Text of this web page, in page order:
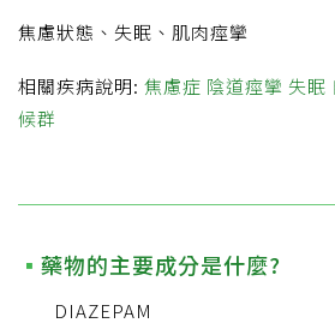
焦慮狀態、失眠、肌肉痙攣
相關疾病說明: 焦慮症 陰道痙攣 失眠
候群
藥物的主要成分是什麼?
DIAZEPAM